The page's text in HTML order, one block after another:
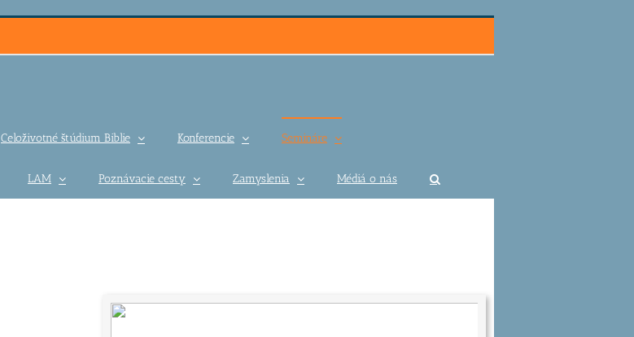
Celoživotné štúdium Biblie Konferencie Semináre
LAM Poznávacie cesty Zamyslenia Médiá o nás